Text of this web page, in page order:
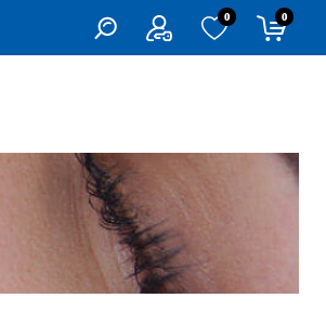
0 0